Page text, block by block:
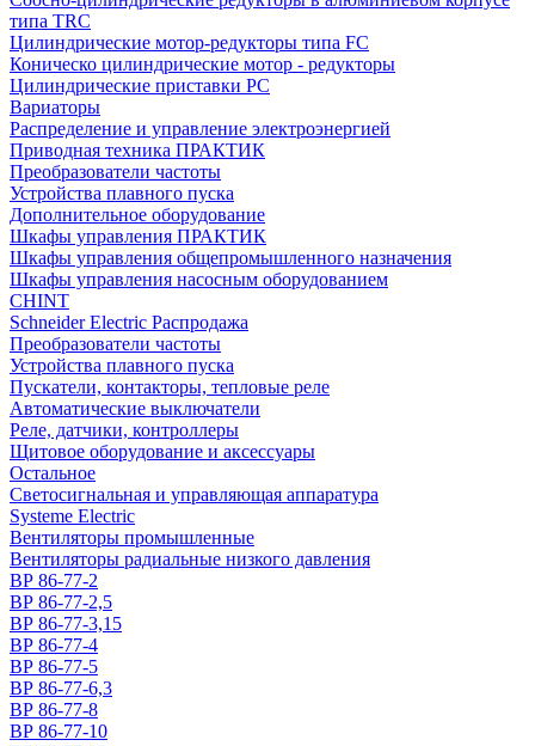
типа TRC
Цилиндрические мотор-редукторы типа FC
Коническо цилиндрические мотор - редукторы
Цилиндрические приставки PC
Вариаторы
Распределение и управление электроэнергией
Приводная техника ПРАКТИК
Преобразователи частоты
Устройства плавного пуска
Дополнительное оборудование
Шкафы управления ПРАКТИК
Шкафы управления общепромышленного назначения
Шкафы управления насосным оборудованием
CHINT
Schneider Electric Распродажа
Преобразователи частоты
Устройства плавного пуска
Пускатели, контакторы, тепловые реле
Автоматические выключатели
Реле, датчики, контроллеры
Щитовое оборудование и аксессуары
Остальное
Светосигнальная и управляющая аппаратура
Systeme Electric
Вентиляторы промышленные
Вентиляторы радиальные низкого давления
ВР 86-77-2
ВР 86-77-2,5
ВР 86-77-3,15
ВР 86-77-4
ВР 86-77-5
ВР 86-77-6,3
ВР 86-77-8
ВР 86-77-10